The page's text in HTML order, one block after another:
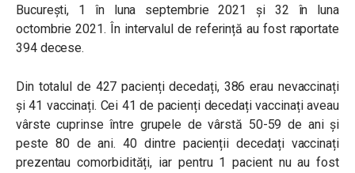
București, 1 în luna septembrie 2021 și 32 în luna
octombrie 2021. În intervalul de referință au fost raportate
394 decese.
Din totalul de 427 pacienți decedați, 386 erau nevaccinați
și 41 vaccinați. Cei 41 de pacienți decedați vaccinați aveau
vârste cuprinse între grupele de vârstă 50-59 de ani și
peste 80 de ani. 40 dintre pacienții decedați vaccinați
prezentau comorbidități, iar pentru 1 pacient nu au fost